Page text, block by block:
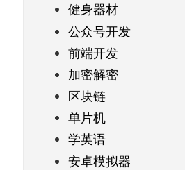
健身器材
公众号开发
前端开发
加密解密
区块链
单片机
学英语
安卓模拟器